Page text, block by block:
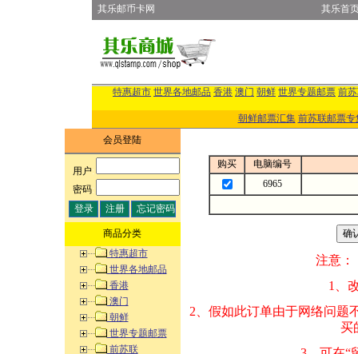
其乐邮币卡网 其乐首
特惠超市 世界各地邮品 香港 澳门 朝鲜 世界专题邮票 前
朝鲜邮票汇集 前苏联邮票专
会员登陆
用户:
密码:
商品分类
特惠超市
世界各地邮品
香港
澳门
朝鲜
世界专题邮票
前苏联
购买
电脑编号
6965
注意：
1、改变商品数量
2、假如此订单由
买的邮品的“